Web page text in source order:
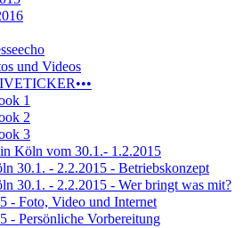
und Videos
1
2
3
Köln vom 30.1.- 1.2.2015
30.1. - 2.2.2015 - Betriebskonzept
30.1. - 2.2.2015 - Wer bringt was mit?
Foto, Video und Internet
Persönliche Vorbereitung